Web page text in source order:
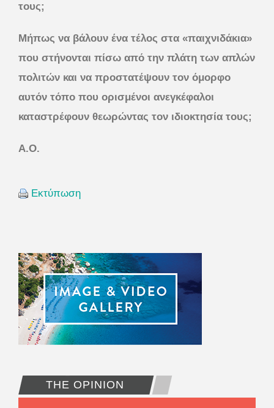
τους;
Μήπως να βάλουν ένα τέλος στα «παιχνιδάκια»
που στήνονται πίσω από την πλάτη των απλών
πολιτών και να προστατέψουν τον όμορφο
αυτόν τόπο που ορισμένοι ανεγκέφαλοι
καταστρέφουν θεωρώντας τον ιδιοκτησία τους;
Α.Ο.
Εκτύπωση
THE OPINION